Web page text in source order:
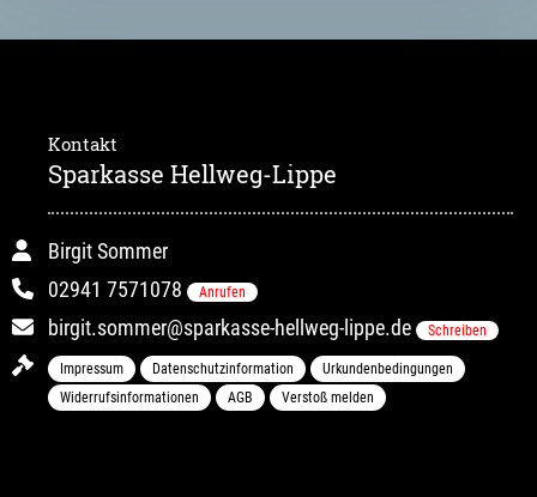
Kontakt
Sparkasse Hellweg-Lippe
Birgit Sommer
02941 7571078
Anrufen
birgit.sommer@sparkasse-hellweg-lippe.de Schreiben
Impressum Datenschutzinformation
Urkundenbedingungen
Widerrufsinformationen
AGB Verstoß melden